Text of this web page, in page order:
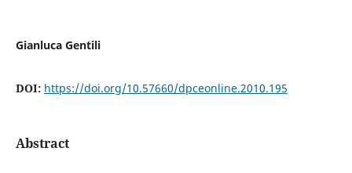
Gianluca Gentili
DOI: https://doi.org/10.57660/dpceonline.2010.195
Abstract